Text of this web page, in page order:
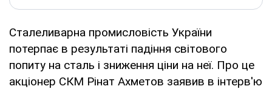
Сталеливарна промисловість України
потерпає в результаті падіння світового
попиту на сталь і зниження ціни на неї. Про це
акціонер СКМ Рінат Ахметов заявив в інтерв'ю